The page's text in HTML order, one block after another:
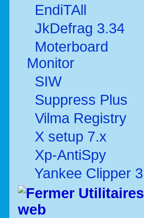
EndiTAll
JkDefrag 3.34
Moterboard
Monitor
SIW
Suppress Plus
Vilma Registry
X setup 7.x
Xp-AntiSpy
Yankee Clipper 3
Utilitaires
web